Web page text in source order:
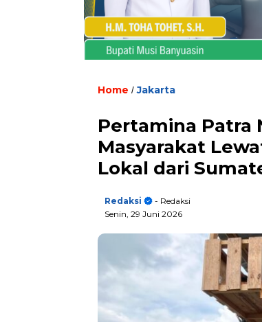
Home /Jakarta
Pertamina Patra
Masyarakat
Lokal dari
Redaksi
- Redaksi
Senin, 29 Juni 2026